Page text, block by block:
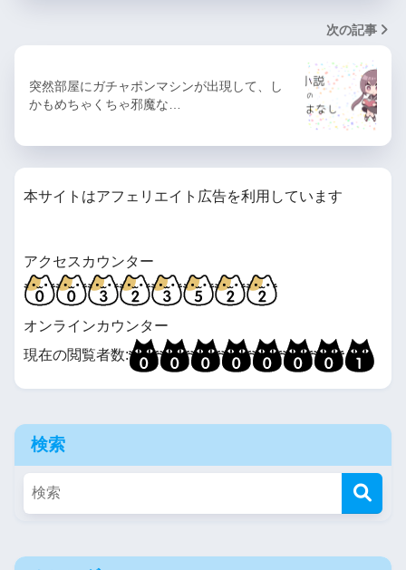
次の記事
突然部屋にガチャポンマシンが出現して、し
かもめちゃくちゃ邪魔な…
本サイトはアフェリエイト広告を利用しています
アクセスカウンター
オンラインカウンター
現在の閲覧者数:
検索